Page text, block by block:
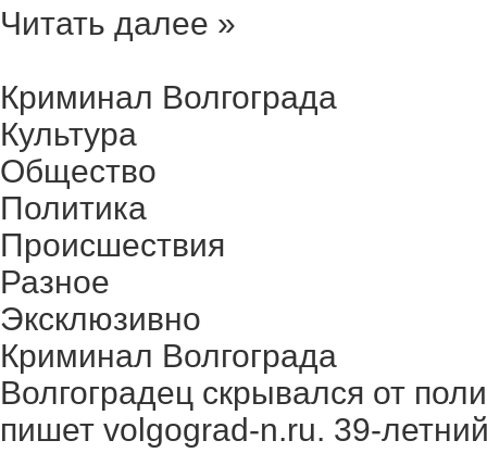
Читать далее »
Криминал Волгограда
Культура
Общество
Политика
Происшествия
Разное
Эксклюзивно
Криминал Волгограда
Волгоградец скрывался от
пишет volgograd-n.ru. 39-